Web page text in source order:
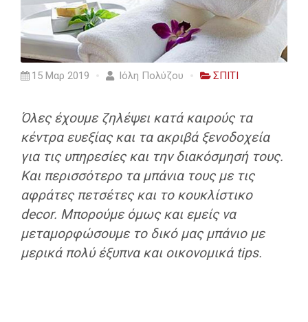
15 Μαρ 2019 Ιόλη Πολύζου ΣΠΙΤΙ
Όλες έχουμε ζηλέψει κατά καιρούς τα
κέντρα ευεξίας και τα ακριβά ξενοδοχεία
για τις υπηρεσίες και την διακόσμησή τους.
Και περισσότερο τα μπάνια τους με τις
αφράτες πετσέτες και το κουκλίστικο
decor. Μπορούμε όμως και εμείς να
μεταμορφώσουμε το δικό μας μπάνιο με
μερικά πολύ έξυπνα και οικονομικά tips.